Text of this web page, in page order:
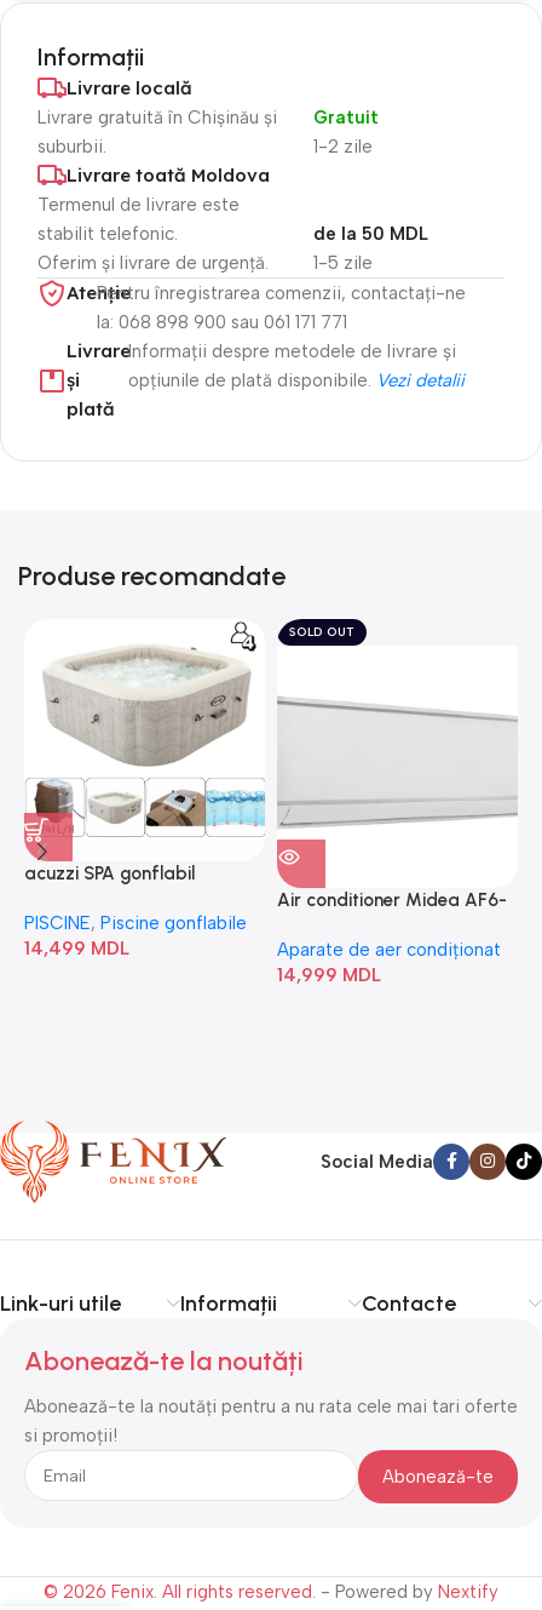
Informații
Livrare locală
Livrare gratuită în Chișinău și
suburbii.
1-2 zile
Gratuit
Livrare toată Moldova
Termenul de livrare este
stabilit telefonic.
Oferim și livrare de urgență.
1-5 zile
de la 50 MDL
Atenție​Pentru înregistrarea comenzii, contactați-ne
la: 068 898 900 sau 061 171 771
Livrare
și
plată
Informații despre metodele de livrare și
opțiunile de plată disponibile. Vezi detalii
Produse recomandate
acuzzi SPA gonflabil
Bubble” 28446
PISCINE, Piscine gonflabile
14,499 MDL
SOLD OUT
Air conditioner Midea AF6-
Aparate de aer condiționat
14,999 MDL
Social Media
Link-uri utile Informații Contacte
Abonează-te la noutăți
Abonează-te la noutăți pentru a nu rata cele mai tari oferte
si promoții!
© 2026 Fenix. All rights reserved. - Powered by Nextify